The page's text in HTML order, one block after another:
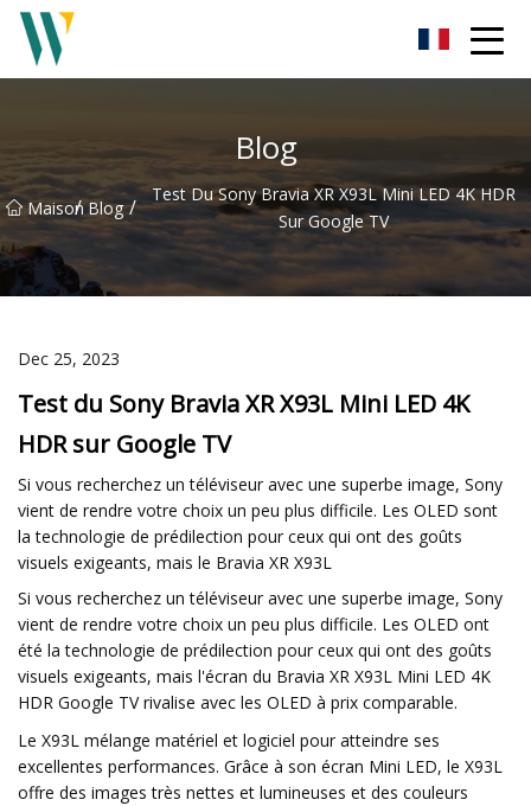
Blog
Maison
/ Blog /
Test Du Sony Bravia XR X93L Mini LED 4K HDR
Sur Google TV
Dec 25, 2023
Test du Sony Bravia XR X93L Mini LED 4K
HDR sur Google TV
Si vous recherchez un téléviseur avec une superbe image, Sony
vient de rendre votre choix un peu plus difficile. Les OLED sont
la technologie de prédilection pour ceux qui ont des goûts
visuels exigeants, mais le Bravia XR X93L
Si vous recherchez un téléviseur avec une superbe image, Sony
vient de rendre votre choix un peu plus difficile. Les OLED ont
été la technologie de prédilection pour ceux qui ont des goûts
visuels exigeants, mais l'écran du Bravia XR X93L Mini LED 4K
HDR Google TV rivalise avec les OLED à prix comparable.
Le X93L mélange matériel et logiciel pour atteindre ses
excellentes performances. Grâce à son écran Mini LED, le X93L
offre des images très nettes et lumineuses et des couleurs